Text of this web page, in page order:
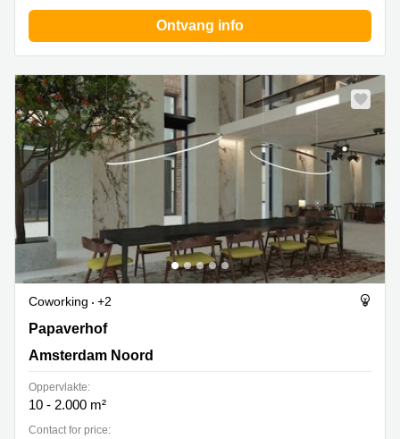
Ontvang info
Coworking
+2
Papaverhof 58-59, Amsterdam Noord
Papaverhof
Amsterdam Noord
Oppervlakte:
10 - 2.000 m²
Contact for price: